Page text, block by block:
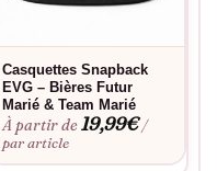
Casquettes Snapback
EVG – Bières Futur
Marié & Team Marié
À partir de19,99€ /
par article